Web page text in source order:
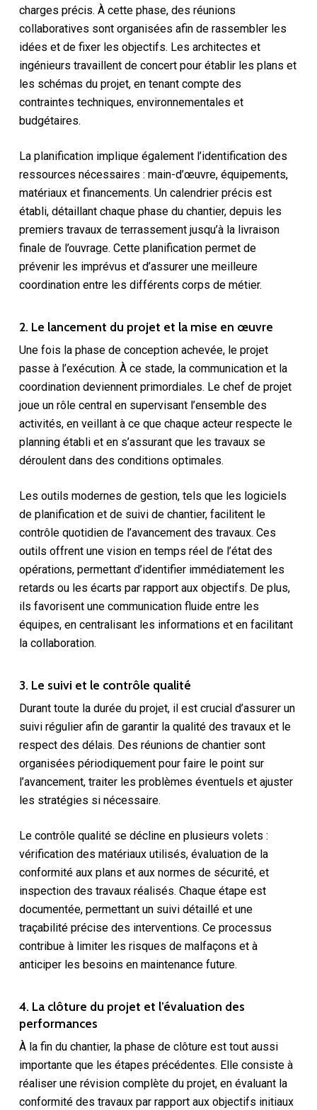
charges précis. À cette phase, des réunions
collaboratives sont organisées afin de rassembler les
idées et de fixer les objectifs. Les architectes et
ingénieurs travaillent de concert pour établir les plans et
les schémas du projet, en tenant compte des
contraintes techniques, environnementales et
budgétaires.
La planification implique également l’identification des
ressources nécessaires : main-d’œuvre, équipements,
matériaux et financements. Un calendrier précis est
établi, détaillant chaque phase du chantier, depuis les
premiers travaux de terrassement jusqu’à la livraison
finale de l’ouvrage. Cette planification permet de
prévenir les imprévus et d’assurer une meilleure
coordination entre les différents corps de métier.
2. Le lancement du projet et la mise en œuvre
Une fois la phase de conception achevée, le projet
passe à l’exécution. À ce stade, la communication et la
coordination deviennent primordiales. Le chef de projet
joue un rôle central en supervisant l’ensemble des
activités, en veillant à ce que chaque acteur respecte le
planning établi et en s’assurant que les travaux se
déroulent dans des conditions optimales.
Les outils modernes de gestion, tels que les logiciels
de planification et de suivi de chantier, facilitent le
contrôle quotidien de l’avancement des travaux. Ces
outils offrent une vision en temps réel de l’état des
opérations, permettant d’identifier immédiatement les
retards ou les écarts par rapport aux objectifs. De plus,
ils favorisent une communication fluide entre les
équipes, en centralisant les informations et en facilitant
la collaboration.
3. Le suivi et le contrôle qualité
Durant toute la durée du projet, il est crucial d’assurer un
suivi régulier afin de garantir la qualité des travaux et le
respect des délais. Des réunions de chantier sont
organisées périodiquement pour faire le point sur
l’avancement, traiter les problèmes éventuels et ajuster
les stratégies si nécessaire.
Le contrôle qualité se décline en plusieurs volets :
vérification des matériaux utilisés, évaluation de la
conformité aux plans et aux normes de sécurité, et
inspection des travaux réalisés. Chaque étape est
documentée, permettant un suivi détaillé et une
traçabilité précise des interventions. Ce processus
contribue à limiter les risques de malfaçons et à
anticiper les besoins en maintenance future.
4. La clôture du projet et l’évaluation des
performances
À la fin du chantier, la phase de clôture est tout aussi
importante que les étapes précédentes. Elle consiste à
réaliser une révision complète du projet, en évaluant la
conformité des travaux par rapport aux objectifs initiaux